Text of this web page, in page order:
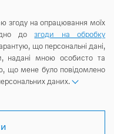
згоду на опрацювання моїх
дозгоди на обробку
що персональні дані,
надані мною особисто та
що мене було повідомлено
даних.